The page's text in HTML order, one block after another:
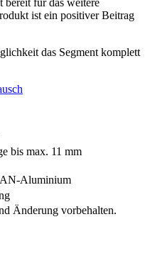
ist ein positiver Beitrag
das Segment komplett
bis max. 11 mm
Aluminium
Änderung vorbehalten.